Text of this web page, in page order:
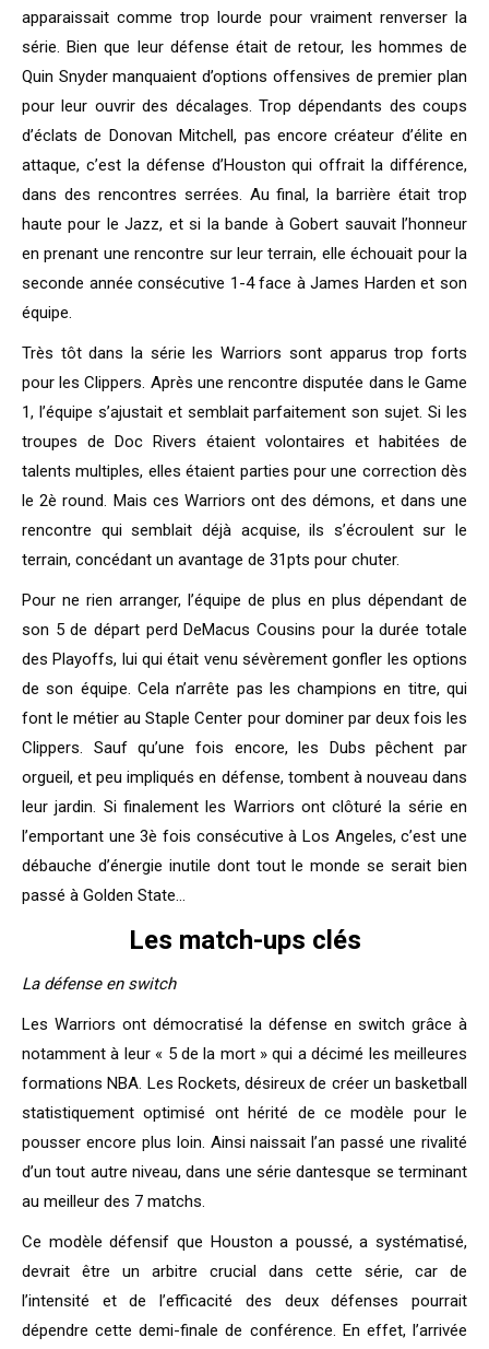
apparaissait comme trop lourde pour vraiment renverser la
série. Bien que leur défense était de retour, les hommes de
Quin Snyder manquaient d’options offensives de premier plan
pour leur ouvrir des décalages. Trop dépendants des coups
d’éclats de Donovan Mitchell, pas encore créateur d’élite en
attaque, c’est la défense d’Houston qui offrait la différence,
dans des rencontres serrées. Au final, la barrière était trop
haute pour le Jazz, et si la bande à Gobert sauvait l’honneur
en prenant une rencontre sur leur terrain, elle échouait pour la
seconde année consécutive 1-4 face à James Harden et son
équipe.
Très tôt dans la série les Warriors sont apparus trop forts
pour les Clippers. Après une rencontre disputée dans le Game
1, l’équipe s’ajustait et semblait parfaitement son sujet. Si les
troupes de Doc Rivers étaient volontaires et habitées de
talents multiples, elles étaient parties pour une correction dès
le 2è round. Mais ces Warriors ont des démons, et dans une
rencontre qui semblait déjà acquise, ils s’écroulent sur le
terrain, concédant un avantage de 31pts pour chuter.
Pour ne rien arranger, l’équipe de plus en plus dépendant de
son 5 de départ perd DeMacus Cousins pour la durée totale
des Playoffs, lui qui était venu sévèrement gonfler les options
de son équipe. Cela n’arrête pas les champions en titre, qui
font le métier au Staple Center pour dominer par deux fois les
Clippers. Sauf qu’une fois encore, les Dubs pêchent par
orgueil, et peu impliqués en défense, tombent à nouveau dans
leur jardin. Si finalement les Warriors ont clôturé la série en
l’emportant une 3è fois consécutive à Los Angeles, c’est une
débauche d’énergie inutile dont tout le monde se serait bien
passé à Golden State…
Les match-ups clés
La défense en switch
Les Warriors ont démocratisé la défense en switch grâce à
notamment à leur « 5 de la mort » qui a décimé les meilleures
formations NBA. Les Rockets, désireux de créer un basketball
statistiquement optimisé ont hérité de ce modèle pour le
pousser encore plus loin. Ainsi naissait l’an passé une rivalité
d’un tout autre niveau, dans une série dantesque se terminant
au meilleur des 7 matchs.
Ce modèle défensif que Houston a poussé, a systématisé,
devrait être un arbitre crucial dans cette série, car de
l’intensité et de l’efficacité des deux défenses pourrait
dépendre cette demi-finale de conférence. En effet, l’arrivée